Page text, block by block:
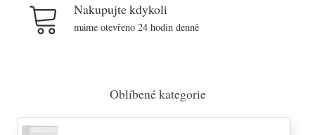
Nakupujte kdykoli
máme otevřeno 24 hodin denně
Oblíbené kategorie